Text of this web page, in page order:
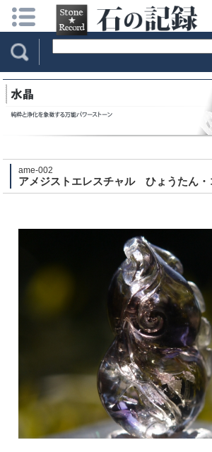
ame-002
アメジストエレスチャル ひょうたん